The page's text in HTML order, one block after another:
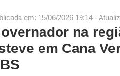
em: 15/06/2026 19:14 -
na
em Cana